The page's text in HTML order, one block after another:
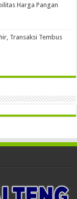
Harga Pangan
Transaksi Tembus